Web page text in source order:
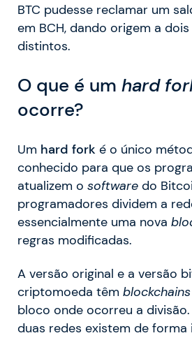
BTC pudesse reclamar um
em BCH, dando origem a
distintos.
O que é um hard
ocorre?
Um hard fork é o único
conhecido para que os
atualizem o software do
programadores dividem a
essencialmente uma nova
regras modificadas.
A versão original e a versão
criptomoeda têm blockchains
bloco onde ocorreu a
duas redes existem de forma